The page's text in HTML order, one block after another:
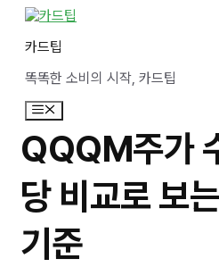
카드팁
똑똑한 소비의 시작, 카드팁
메
뉴
QQQM주가
당 비교로 보
기준